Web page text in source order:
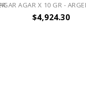
AGAR X 10 GR -
$4,924.30